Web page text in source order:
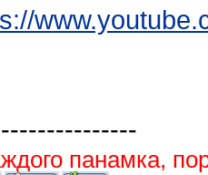
панамка,